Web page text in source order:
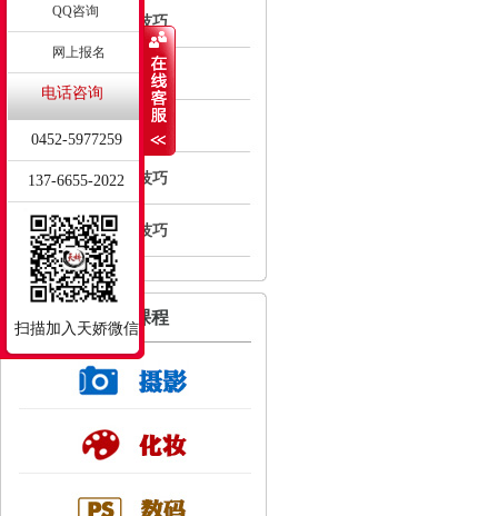
化妆技巧
数码技巧
美发技巧
美容技巧
美甲技巧
专业课程
QQ咨询
网上报名
电话咨询
0452-5977259
137-6655-2022
扫描加入天娇微信